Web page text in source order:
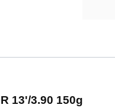
13'/3.90 150g